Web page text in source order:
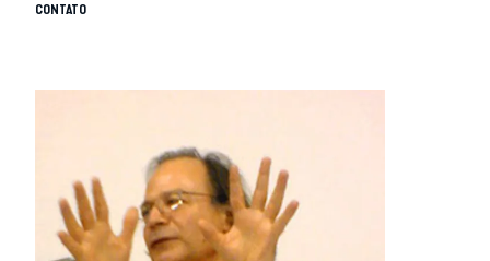
CONTATO